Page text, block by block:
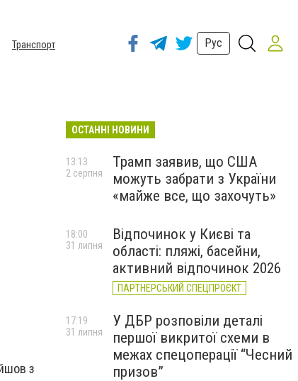
Транспорт
Рус
з
ОСТАННІ НОВИНИ
Трамп заявив, що США
можуть забрати з України
«майже все, що захочуть»
13:13
2 серпня
Відпочинок у Києві та
області: пляжі, басейни,
активний відпочинок 2026
ПАРТНЕРСЬКИЙ СПЕЦПРОЄКТ
18:00
31 липня
У ДБР розповіли деталі
першої викритої схеми в
межах спецоперації “Чесний
призов”
17:19
31 липня